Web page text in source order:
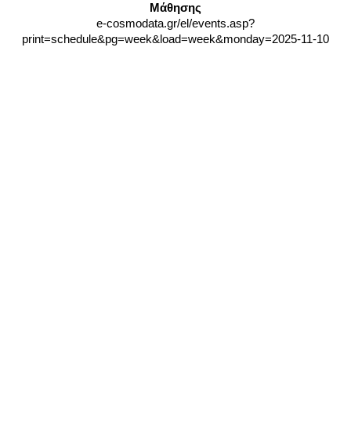
Μάθησης
e-cosmodata.gr/el/events.asp?
print=schedule&pg=week&load=week&monday=2025-11-10